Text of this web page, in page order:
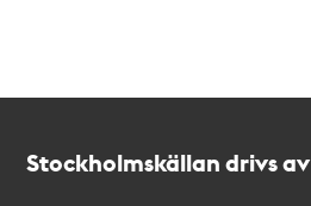
Stockholmskällan drivs av